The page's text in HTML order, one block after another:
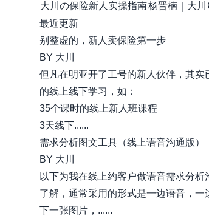
大川の保险新人实操指南杨晋楠｜大川
最近更新
别整虚的，新人卖保险第一步
BY 大川
但凡在明亚开了工号的新人伙伴，其
的线上线下学习，如：
35个课时的线上新人班课程
3天线下......
需求分析图文工具（线上语音沟通版）
BY 大川
以下为我在线上约客户做语音需求分
了解，通常采用的形式是一边语音，
下一张图片，......